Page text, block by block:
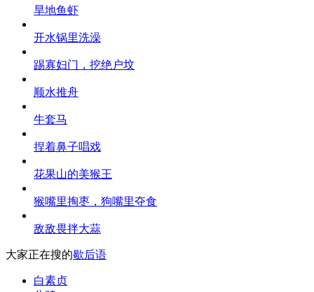
旱地鱼虾
开水锅里洗澡
踢寡妇门，挖绝户坟
顺水推舟
牛套马
捏着鼻子唱戏
花果山的美猴王
猴嘴里掏枣，狗嘴里夺食
敌敌畏拌大蒜
大家正在搜的歇后语
白素贞